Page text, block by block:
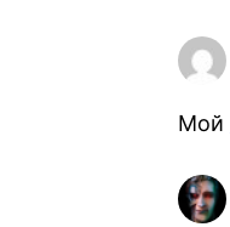
Мой